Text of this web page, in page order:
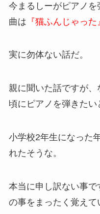
今まるしーがピアノ
曲は 『猫ふんじゃった
実に勿体ない話だ。
親に聞いた話ですが
頃にピアノを弾きたい
小学校2年生になった
れたそうな。
本当に申し訳ない事
の事をまったく覚えて